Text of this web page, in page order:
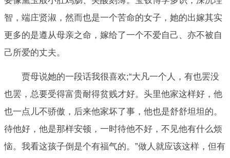
智，端庄贤淑，然而也是一个苦命的女子，她的出嫁其实
更多的是遵从母亲之命，嫁给了一个不爱自己、亦不被自
己所爱的丈夫。
贾母说她的一段话我很喜欢;“大凡一个人，有也罢没
也罢，总要受得富贵耐得贫贱才好。头里他家这样好，他
也一点儿不骄傲，后来他家坏了事，他也是舒舒坦坦的。
待他好，他是那样安顿，一时待他不好，不见他有什么烦
恼。我看这孩子倒是个有福气的。”做人就应该这样，但有